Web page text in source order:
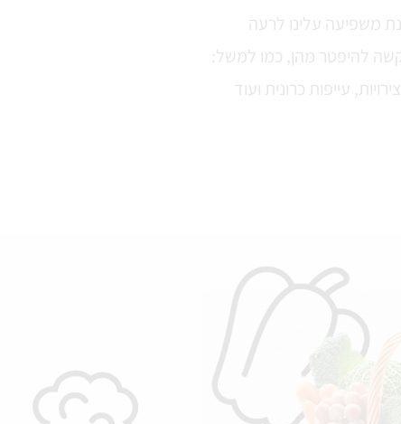
משפיעה עלינו לרעה
להיפטר מהן, כמו למשל:
עייפות כרונית ועוד